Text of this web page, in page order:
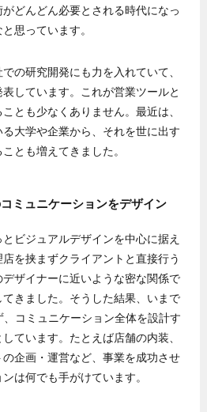
どんどん必要とされる時代になっ
思っています。
の研究開発にも力を入れていて、
しています。これが営業ツールと
とも少なくありません。最近は、
大学や企業から、それを世に出す
とも増えてきました。
ミュニケーションをデザイン
ビジュアルデザインを中心に据え
を挟まずクライアントと直接行う
ザイナーに近いような密な関係で
きました。そうした結果、いまで
コミュニケーション全体を設計す
ています。たとえば店舗の内装、
企画・運営など、事業を成功させ
は何でも手がけています。